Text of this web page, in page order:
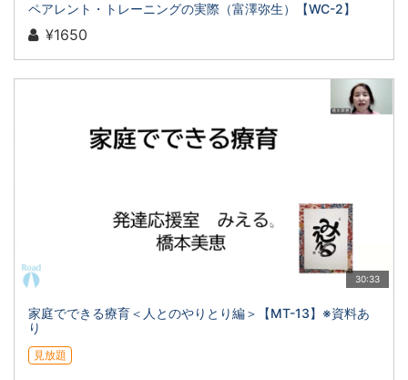
ペアレント・トレーニングの実際（富澤弥生）【WC-2】
¥1650
30:33
家庭でできる療育＜人とのやりとり編＞【MT-13】※資料あ
り
見放題